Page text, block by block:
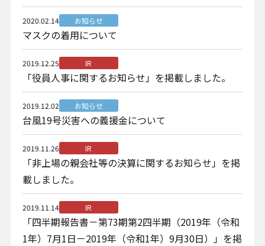
プライバシーポリシー
クッキーポリシー
クッキー設定変更
サイトマップ
2020.02.14 お知らせ
マスクの着用について
2019.12.25 IR
「役員人事に関するお知らせ」を掲載しました。
2019.12.02 お知らせ
台風19号災害への義援金について
2019.11.26 IR
「非上場の親会社等の決算に関するお知らせ」を掲
載しました。
2019.11.14 IR
「四半期報告書－第73期第2四半期（2019年（令和
1年）7月1日－2019年（令和1年）9月30日）」を掲